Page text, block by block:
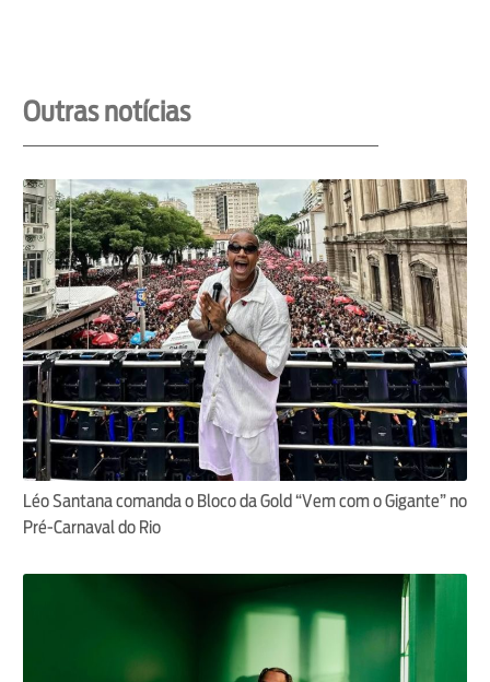
Outras notícias
Léo Santana comanda o Bloco da Gold “Vem com o Gigante” no
Pré-Carnaval do Rio